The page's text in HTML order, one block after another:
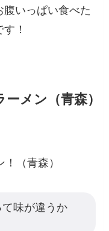
いっぱい食べた
！
メン（青森）
（青森）
味が違うか